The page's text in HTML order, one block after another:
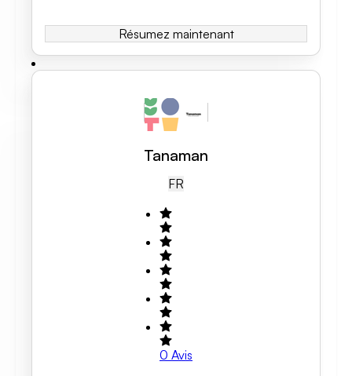
Résumez maintenant
Tanaman
FR
0 Avis